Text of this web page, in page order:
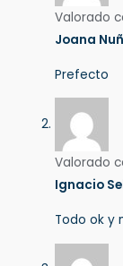
Valorado
Joana
Prefecto
Valorado
Ignacio
Todo ok y